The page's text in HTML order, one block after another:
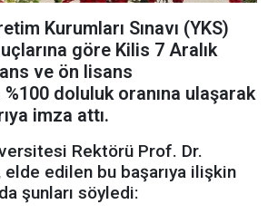
Kurumları Sınavı (YKS)
göre Kilis 7 Aralık
ve ön lisans
doluluk oranına ulaşarak
imza attı.
Rektörü Prof. Dr.
elde edilen bu başarıya ilişkin
şunları söyledi: